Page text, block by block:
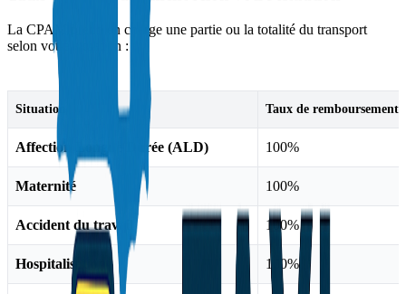
La CPAM prend en charge une partie ou la totalité du transport
selon votre situation :
Situation Taux de remboursement
Affection Longue Durée (ALD) 100%
Maternité 100%
Accident du travail 100%
Hospitalisation 100%